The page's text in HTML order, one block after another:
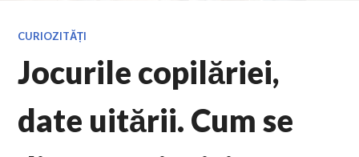
CURIOZITĂȚI
Jocurile copilăriei,
date uitării. Cum se